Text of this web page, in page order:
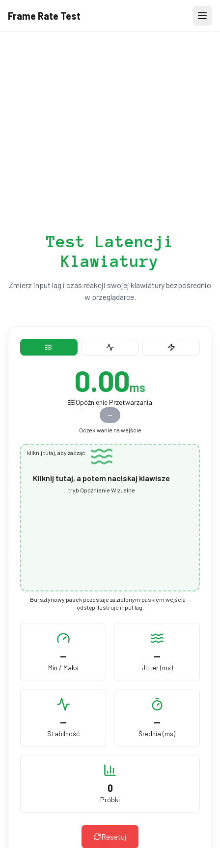
Frame Rate Test
Test Latencji
Klawiatury
Zmierz input lag i czas reakcji swojej klawiatury bezpośrednio
w przeglądarce.
0.00ms
Opóźnienie Przetwarzania
—
Oczekiwanie na wejście
kliknij tutaj, aby zacząć
Kliknij tutaj, a potem naciskaj klawisze
tryb Opóźnienie Wizualne
Bursztynowy pasek pozostaje za zielonym paskiem wejścia —
odstęp ilustruje input lag.
—
Min / Maks
—
Jitter (ms)
—
Stabilność
—
Średnia (ms)
0
Próbki
Resetuj